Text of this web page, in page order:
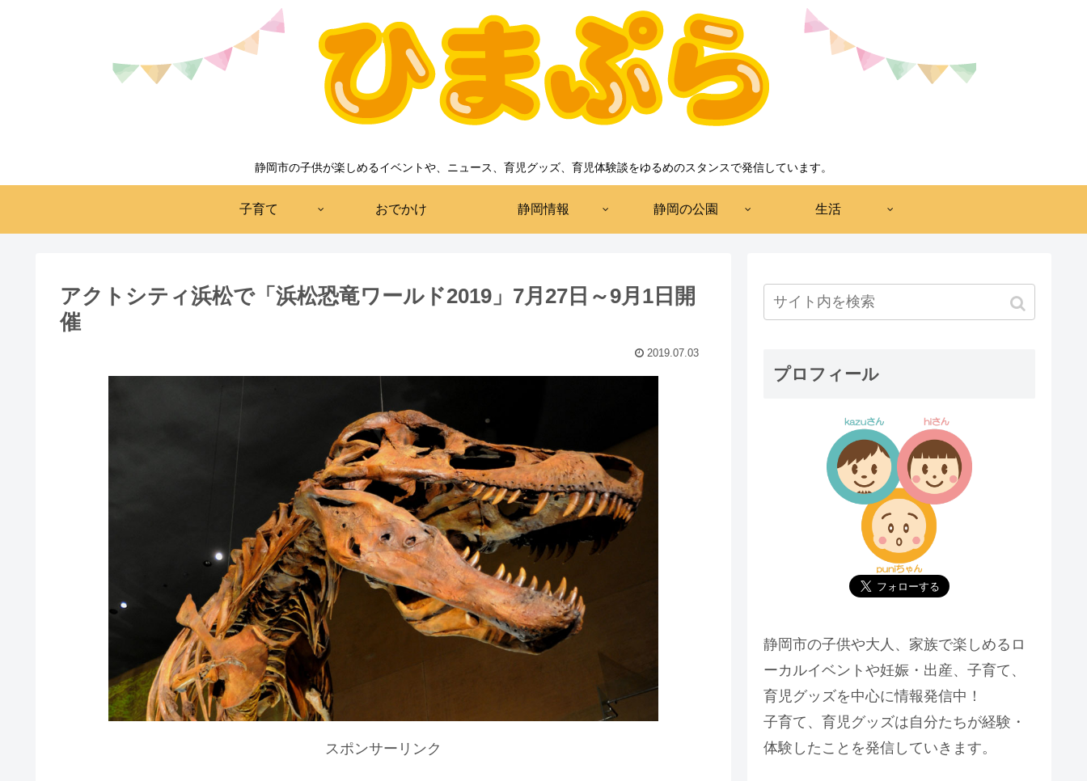
静岡市の子供が楽しめるイベントや、ニュース、育児グッズ、育児体験談をゆるめのスタンスで発信しています。
子育て おでかけ 静岡情報 静岡の公園 生活
アクトシティ浜松で「浜松恐竜ワールド2019」7月27日～9月1日開
催
2019.07.03
スポンサーリンク
プロフィール
静岡市の子供や大人、家族で楽しめるロ
ーカルイベントや妊娠・出産、子育て、
育児グッズを中心に情報発信中！
子育て、育児グッズは自分たちが経験・
体験したことを発信していきます。